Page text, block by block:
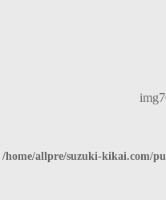
/home/allpre/suzuki-kikai.com/